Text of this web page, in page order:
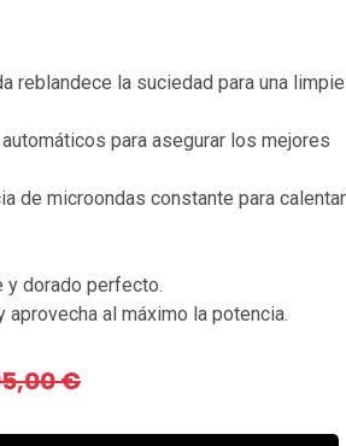
reblandece la suciedad para una
para asegurar los mejores
de microondas constante para
y dorado perfecto.
al máximo la potencia.
€